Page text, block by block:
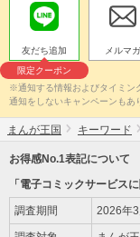
友だち追加
限定クーポン
メルマガ
※通知する情報およびタイミン
通知をしないキャンペーンもあ
まんが王国 キーワード
お得感No.1表記について
「電子コミックサービス
調査期間 2026年